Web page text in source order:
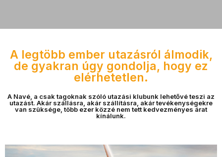
A legtöbb ember utazásról álmodik,
de gyakran úgy gondolja, hogy ez
elérhetetlen.
A Navé, a csak tagoknak szóló utazási klubunk lehetővé teszi az
utazást. Akár szállásra, akár szállításra, akár tevékenységekre
van szüksége, több ezer közzé nem tett kedvezményes árat
kínálunk.